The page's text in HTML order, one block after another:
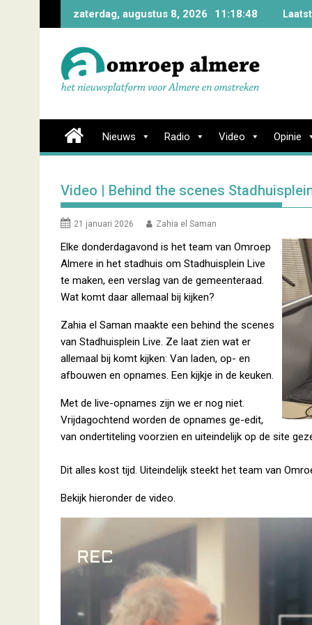
zaterdag, augustus 8, 2026 11:18:49
Nieuws Radio Video Opinie
Video | Behind the scenes
21 januari 2026 Zahia el Saman
Elke donderdagavond is het team van Omroep
Almere in het stadhuis om Stadhuisplein Live
te maken, een verslag van de gemeenteraad.
Wat komt daar allemaal bij kijken?
Zahia el Saman maakte een behind the scenes
van Stadhuisplein Live. Ze laat zien wat er
allemaal bij komt kijken: Van laden, op- en
afbouwen en opnames. Een kijkje in de keuken.
Met de live-opnames zijn we er nog niet.
Vrijdagochtend worden de opnames ge-edit,
van ondertiteling voorzien en uiteindelijk op de site
Dit alles kost tijd. Uiteindelijk steekt het team van
Bekijk hieronder de video.